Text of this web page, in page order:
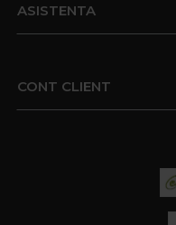
ASISTENTA
CONT CLIENT